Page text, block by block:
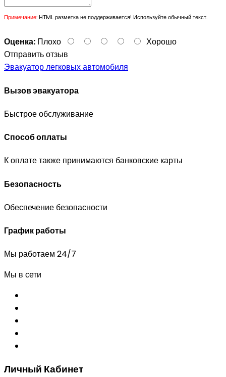
Примечание:HTML разметка не поддерживается! Используйте обычный текст.
Оценка: Плохо
Хорошо
Отправить отзыв
Эвакуатор легковых автомобиля
Вызов эвакуатора
Быстрое обслуживание
Способ оплаты
К оплате также принимаются банковские карты
Безопасность
Обеспечение безопасности
График работы
Мы работаем 24/7
Мы в сети
Личный Кабинет